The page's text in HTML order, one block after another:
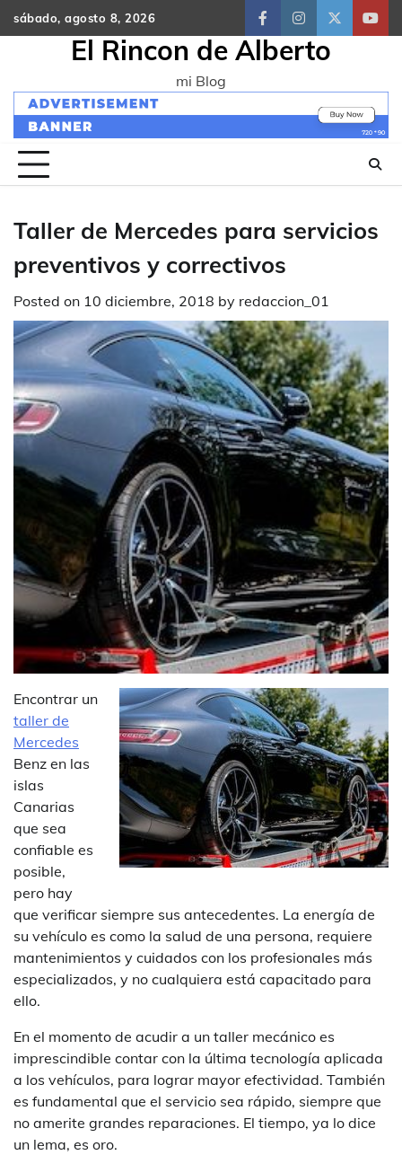
Skip
to
sábado, agosto 8, 2026
facebookinstagram
twitter
El Rincon de Alberto
mi Blog
Taller de Mercedes para servicios
preventivos y correctivos
Posted on 10 diciembre, 2018 by redaccion_01
Encontrar un
taller de
Mercedes
Benz en las
islas
Canarias
que sea
confiable es
posible,
pero hay
que verificar siempre sus antecedentes. La energía de
su vehículo es como la salud de una persona, requiere
mantenimientos y cuidados con los profesionales más
especializados, y no cualquiera está capacitado para
ello.
En el momento de acudir a un taller mecánico es
imprescindible contar con la última tecnología aplicada
a los vehículos, para lograr mayor efectividad. También
es fundamental que el servicio sea rápido, siempre que
no amerite grandes reparaciones. El tiempo, ya lo dice
un lema, es oro.